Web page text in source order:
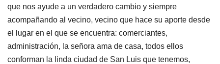
que nos ayude a un verdadero cambio y siempre
acompañando al vecino, vecino que hace su aporte desde
el lugar en el que se encuentra: comerciantes,
administración, la señora ama de casa, todos ellos
conforman la linda ciudad de San Luis que tenemos,